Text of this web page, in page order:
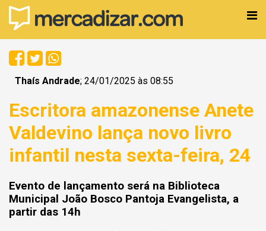
Thaís Andrade; 24/01/2025 às 08:55
Escritora amazonense Anete
Valdevino lança novo livro
infantil nesta sexta-feira, 24
Evento de lançamento será na Biblioteca
Municipal João Bosco Pantoja Evangelista, a
partir das 14h